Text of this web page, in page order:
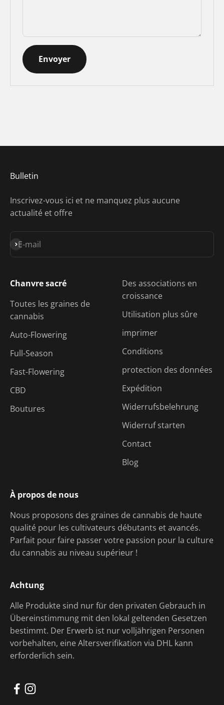
Envoyer
Bulletin
Inscrivez-vous ici et ne manquez plus aucune
actualité et offre
E-mail
S'inscrire
Chanvre sacré
Toutes les graines de
cannabis
Auto-Flowering
Full-Season
Fast-Flowering
CBD
Boutures
À propos de nous
Nous proposons des graines de cannabis de haute
qualité pour les cultivateurs débutants et avancés.
Parfait pour faire passer votre passion pour la culture
du cannabis au niveau supérieur !
Des associations en
croissance
Utilisation plus sûre
imprimer
Conditions
protection des données
Expédition
Widerrufsbelehrung
Widerruf starten
Contact
Blog
Achtung
Alle Produkte sind nur für den privaten Gebrauch in
Übereinstimmung mit den lokal geltenden Gesetzen
bestimmt. Der Erwerb ist nur volljährigen Personen
vorbehalten, eine Altersverifikation via DHL kann
erforderlich sein.